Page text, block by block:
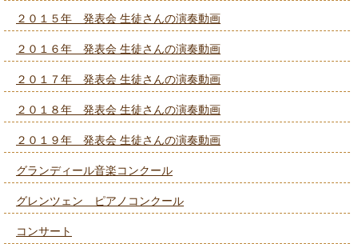
２０１５年 発表会 生徒さんの演奏動画
２０１６年 発表会 生徒さんの演奏動画
２０１７年 発表会 生徒さんの演奏動画
２０１８年 発表会 生徒さんの演奏動画
２０１９年 発表会 生徒さんの演奏動画
グランディール音楽コンクール
グレンツェン ピアノコンクール
コンサート